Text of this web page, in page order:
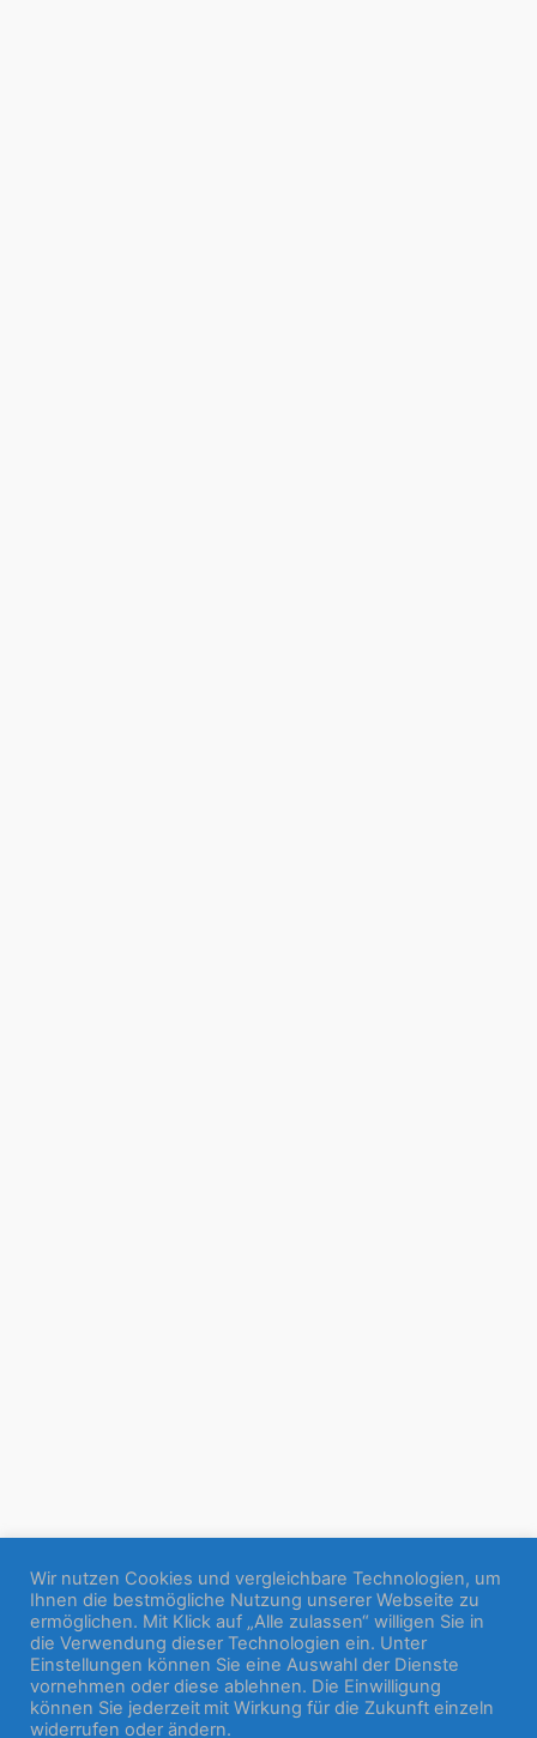
Wir nutzen Cookies und vergleichbare Technologien, um
Ihnen die bestmögliche Nutzung unserer Webseite zu
ermöglichen. Mit Klick auf „Alle zulassen“ willigen Sie in
die Verwendung dieser Technologien ein. Unter
Einstellungen können Sie eine Auswahl der Dienste
vornehmen oder diese ablehnen. Die Einwilligung
können Sie jederzeit mit Wirkung für die Zukunft einzeln
widerrufen oder ändern.